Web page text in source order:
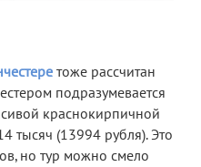
тоже рассчитан
подразумевается
краснокирпичной
тысяч (13994 рубля). Это
но тур можно смело